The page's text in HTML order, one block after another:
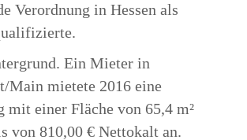
Verordnung in Hessen als
Ein Mieter in
Main mietete 2016 eine
mit einer Fläche von 65,4 m²
von 810,00 € Nettokalt an.